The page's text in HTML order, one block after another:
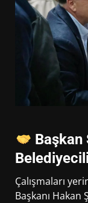
Başkan
Çalışmaları
Başkanı